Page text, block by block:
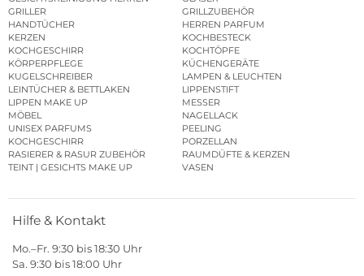
GRILLER
GRILLZUBEHÖR
HANDTÜCHER
HERREN PARFUM
KERZEN
KOCHBESTECK
KOCHGESCHIRR
KOCHTÖPFE
KÖRPERPFLEGE
KÜCHENGERÄTE
KUGELSCHREIBER
LAMPEN & LEUCHTEN
LEINTÜCHER & BETTLAKEN
LIPPENSTIFT
LIPPEN MAKE UP
MESSER
MÖBEL
NAGELLACK
UNISEX PARFUMS
PEELING
KOCHGESCHIRR
PORZELLAN
RASIERER & RASUR ZUBEHÖR
RAUMDÜFTE & KERZEN
TEINT | GESICHTS MAKE UP
VASEN
Hilfe & Kontakt
Mo.–Fr. 9:30 bis 18:30 Uhr
Sa. 9:30 bis 18:00 Uhr